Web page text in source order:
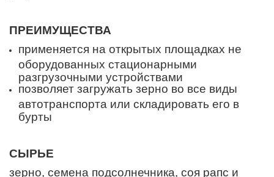
ПРЕИМУЩЕСТВА
применяется на открытых площадках не
оборудованных стационарными
разгрузочными устройствами
позволяет загружать зерно во все виды
автотранспорта или складировать его в
бурты
СЫРЬЕ
зерно, семена подсолнечника, соя рапс и